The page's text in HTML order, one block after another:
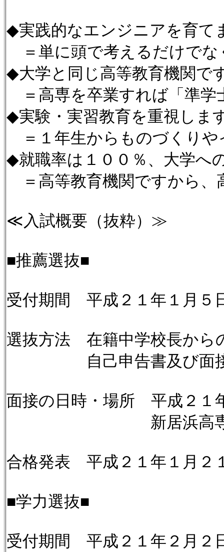
◆実践的なエンジニアを育て
＝単に頭で考えるだけでな
◆大学と同じ高等教育機関で
＝高専を卒業すれば「準学
◆実験・実習教育を重視しま
＝１年生からものづくりや
◆就職率は１００％、大学へ
＝高等教育機関ですから、
≪入試概要（抜粋）≫
■推薦選抜■
受付期間 平成２１年１月５
選抜方法 在籍中学校長から
自己申告書及び面接
面接の日時・場所 平成２１
新居浜高専（新居浜
合格発表 平成２１年１月２
■学力選抜■
受付期間 平成２１年２月２